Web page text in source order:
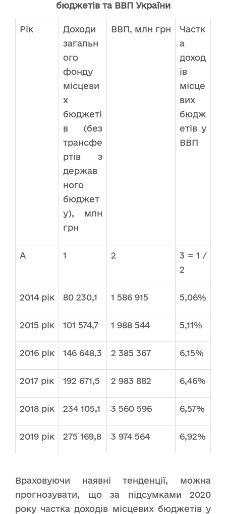
бюджетів та ВВП України
Рік
Доходи
загальн
ого
фонду
місцеви
х
бюджеті
в (без
трансфе
ртів з
держав
ного
бюджет
у), млн
грн
ВВП, млн грн
Частк
а
доход
ів
місце
вих
бюдж
етів у
ВВП
А 1 2
3 = 1 /
2
2014 рік 80 230,1 1 586 915 5,06%
2015 рік 101 574,7 1 988 544 5,11%
2016 рік 146 648,3 2 385 367 6,15%
2017 рік 192 671,5 2 983 882 6,46%
2018 рік 234 105,1 3 560 596 6,57%
2019 рік 275 169,8 3 974 564 6,92%
Враховуючи наявні тенденції, можна
прогнозувати, що за підсумками 2020
року частка доходів місцевих бюджетів у